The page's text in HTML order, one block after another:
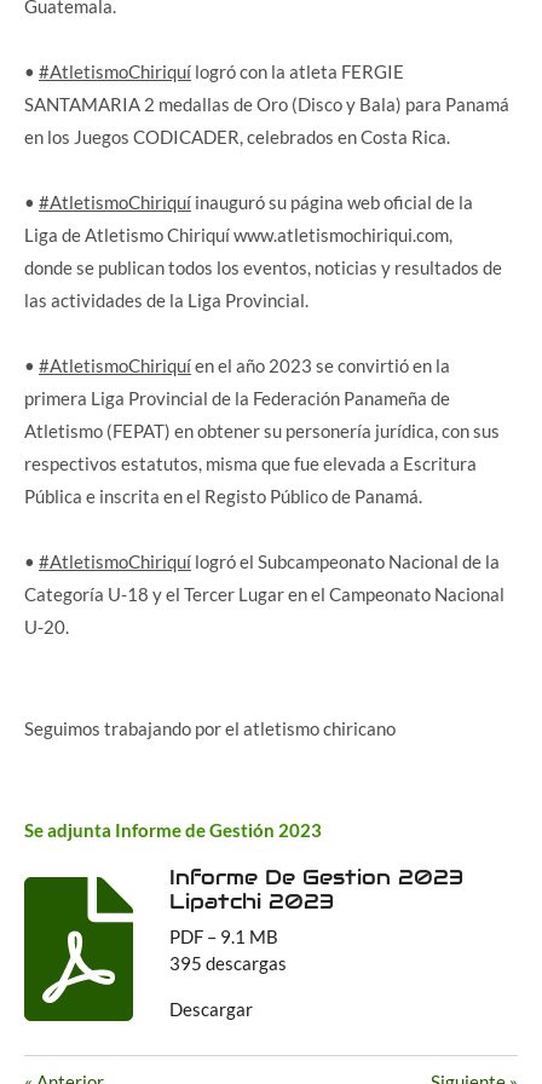
Guatemala.
• #AtletismoChiriquí logró con la atleta FERGIE
SANTAMARIA 2 medallas de Oro (Disco y Bala) para Panamá
en los Juegos CODICADER, celebrados en Costa Rica.
• #AtletismoChiriquí inauguró su página web oficial de la
Liga de Atletismo Chiriquí www.atletismochiriqui.com,
donde se publican todos los eventos, noticias y resultados de
las actividades de la Liga Provincial.
• #AtletismoChiriquíen el año 2023 se convirtió en la
primera Liga Provincial de la Federación Panameña de
Atletismo (FEPAT) en obtener su personería jurídica, con sus
respectivos estatutos, misma que fue elevada a Escritura
Pública e inscrita en el Registo Público de Panamá.
• #AtletismoChiriquí logró el Subcampeonato Nacional de la
Categoría U-18 y el Tercer Lugar en el Campeonato Nacional
U-20.
Seguimos trabajando por el atletismo chiricano
Se adjunta Informe de Gestión 2023
Informe De Gestion 2023
Lipatchi 2023
PDF – 9.1 MB
395 descargas
Descargar